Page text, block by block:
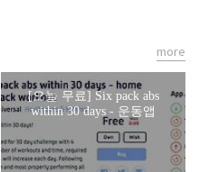
[오늘 무료] Six pack abs
within 30 days - 운동앱
more